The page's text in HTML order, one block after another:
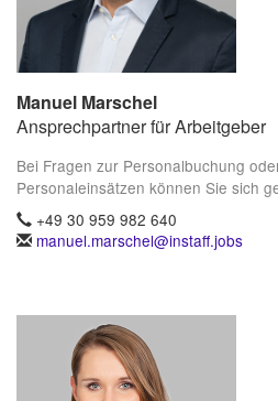
Manuel Marschel
Ansprechpartner für Arbeitgeber
Bei Fragen zur Personalbuchung
Personaleinsätzen können Sie sich
+49 30 959 982 640
manuel.marschel@instaff.jobs